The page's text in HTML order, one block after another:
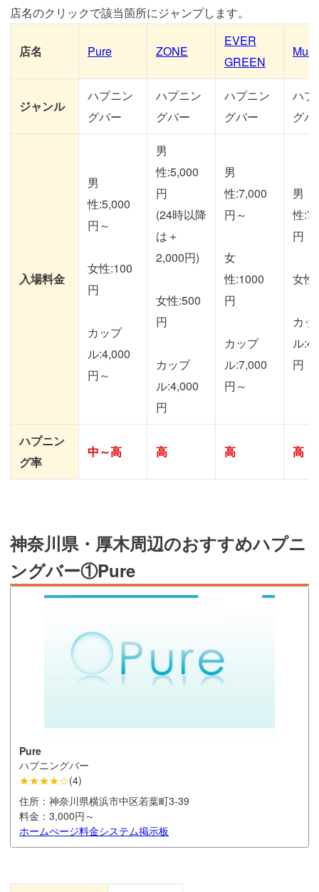
店名のクリックで該当箇所にジャンプします。
店名 Pure ZONE
EVER
GREEN
ジャンル
ハプニン
グバー
ハプニン
グバー
ハプニン
グバー
ハプ
グバ
入場料金
男
性:5,000
円～
女性:100
円
カップ
ル:4,000
円～
男
性:5,000
円
(24時以降
は＋
2,000円)
女性:500
円
カップ
ル:4,000
円
男
性:7,000
円～
女
性:1000
円
カップ
ル:7,000
円～
男
性
円
女性
カッ
ル
円
ハプニン
グ率
中～高 高 高 高
神奈川県・厚木周辺のおすすめハプニ
ングバー①Pure
Pure
ハプニングバー
★★★★☆(4)
住所： 神奈川県横浜市中区若葉町3-39
料金： 3,000円～
ホームぺージ料金システム掲示板